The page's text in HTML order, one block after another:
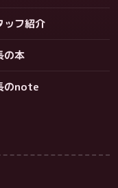
ッフ紹介
の本
のnote